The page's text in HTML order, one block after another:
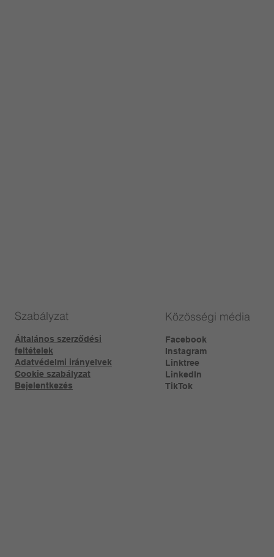
Szabályzat
Általános szerződési
feltételek
Adatvédelmi irányelvek
Cookie szabályzat
Bejelentkezés
Közösségi média
Facebook
Instagram
Linktree​
LinkedIn
TikTok